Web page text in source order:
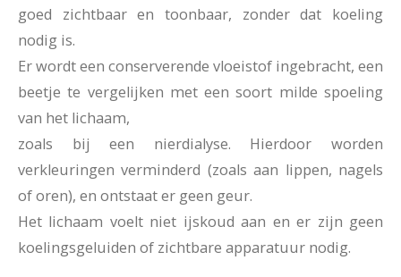
goed zichtbaar en toonbaar, zonder dat koeling
nodig is.
Er wordt een conserverende vloeistof ingebracht, een
beetje te vergelijken met een soort milde spoeling
van het lichaam,
zoals bij een nierdialyse. Hierdoor worden
verkleuringen verminderd (zoals aan lippen, nagels
of oren), en ontstaat er geen geur.
Het lichaam voelt niet ijskoud aan en er zijn geen
koelingsgeluiden of zichtbare apparatuur nodig.